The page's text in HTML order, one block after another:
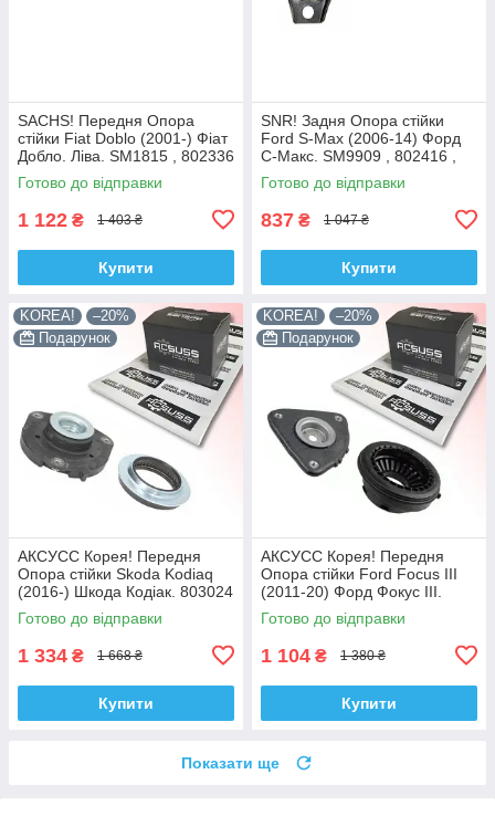
SACHS! Передня Опора
стійки Fiat Doblo (2001-) Фіат
Добло. Ліва. SM1815 , 802336
, KB658.15 , VKDC35232
Готово до відправки
1 122 ₴ 1 403 ₴
Купити
SNR! Задня Опора стійки
Ford S-Max (2006-14) Форд
С-Макс. SM9909 , 802416 ,
KB952.10 , VKDA40436
Готово до відправки
837 ₴ 1 047 ₴
Купити
KOREA!
–20%
Подарунок
АКСУСС Корея! Передня
Опора стійки Skoda Kodiaq
(2016-) Шкода Кодіак. 803024
, KB657.27 , VKDA35167
Готово до відправки
1 334 ₴ 1 668 ₴
Купити
KOREA!
–20%
Подарунок
АКСУСС Корея! Передня
Опора стійки Ford Focus III
(2011-20) Форд Фокус III.
SM5589 , 802460 , KB652.13 ,
VKDA35426
Готово до відправки
1 104 ₴ 1 380 ₴
Купити
Показати ще